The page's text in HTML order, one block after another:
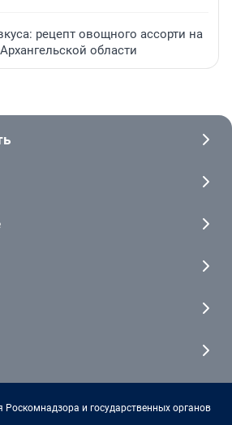
рецепт овощного ассорти на
области
и государственных органов